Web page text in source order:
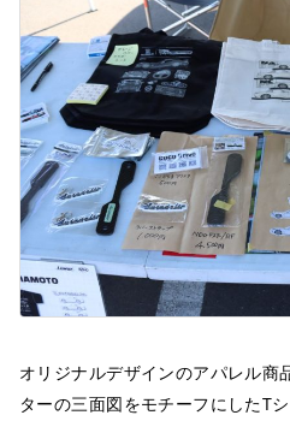
オリジナルデザインのアパレル商
ターの三面図をモチーフにしたT